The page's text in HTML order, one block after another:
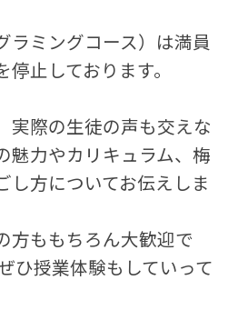
ミングコース）は満員
止しております。
実際の生徒の声も交えな
魅力やカリキュラム、梅
し方についてお伝えしま
方ももちろん大歓迎で
ひ授業体験もしていって